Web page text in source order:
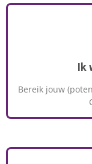
Ik
Bereik jouw